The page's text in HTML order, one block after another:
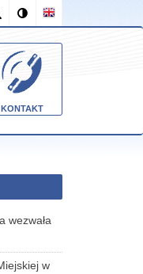
KONTAKT
wezwała
w